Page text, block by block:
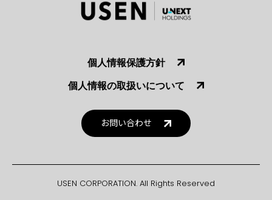
個人情報保護方針
個人情報の取扱いについて
お問い合わせ
USEN CORPORATION. All Rights Reserved